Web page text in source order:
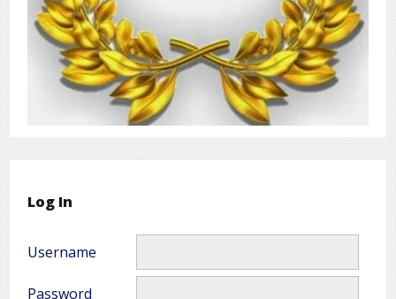
Log In
Username
Password